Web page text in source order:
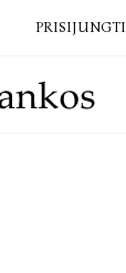
PRISIJUNGTI